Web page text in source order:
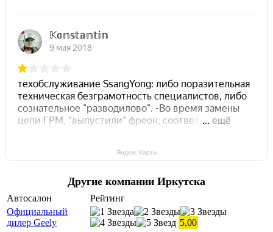
Яндекс Карты
Другие компании Иркутска
Автосалон
Рейтинг
Официальный
дилер Geely
5,00